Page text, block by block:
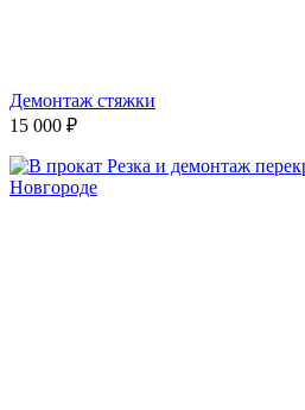
Демонтаж стяжки
15 000 ₽